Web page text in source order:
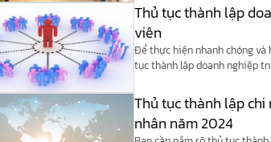
Thủ tục thành lập
viên
Để thực hiện nhanh chóng và
tục thành lập doanh nghiệp
Thủ tục thành lập
nhân năm 2024